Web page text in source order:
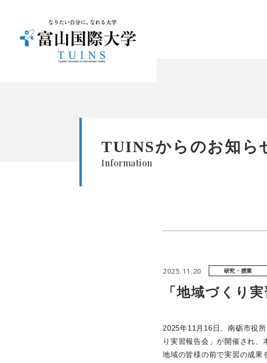
TUINSからのお知ら
Information
2025.11.20 研究・授業
「地域づくり
2025年11月16日、南砺市役
り実習報告会」が開催され、
地域の皆様の前で実習の成果